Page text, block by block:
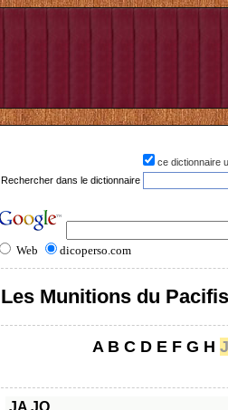
ce dictionnaire
Rechercher dans le dictionnaire
Web dicoperso.com
Les Munitions du
A B C D E F G H J
JA JO